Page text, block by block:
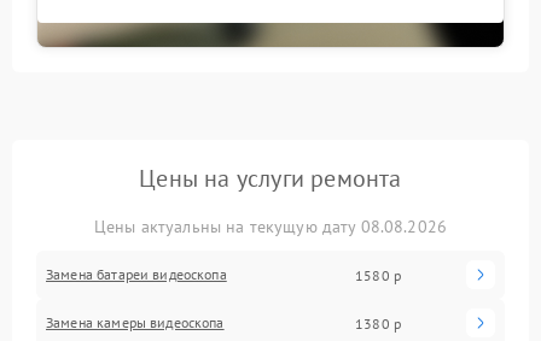
Цены на услуги ремонта
Цены актуальны на текущую дату 08.08.2026
Замена батареи видеоскопа 1580 р
Замена камеры видеоскопа 1380 р